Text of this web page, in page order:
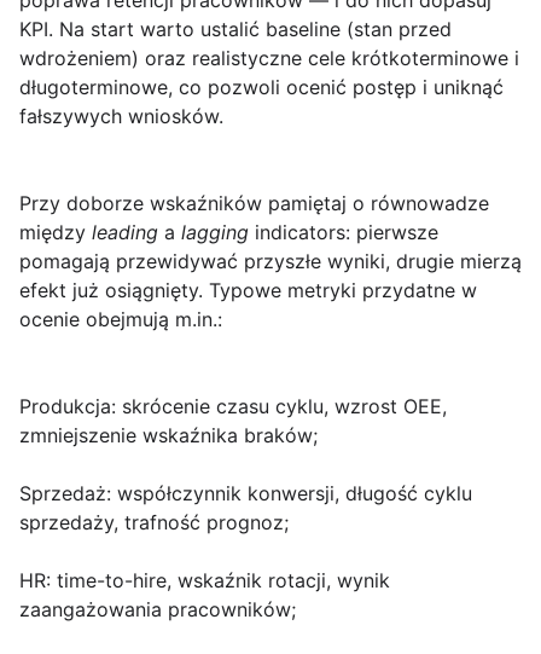
KPI. Na start warto ustalić baseline (stan przed
wdrożeniem) oraz realistyczne cele krótkoterminowe i
długoterminowe, co pozwoli ocenić postęp i uniknąć
fałszywych wniosków.
Przy doborze wskaźników pamiętaj o równowadze
między leading a lagging indicators: pierwsze
pomagają przewidywać przyszłe wyniki, drugie mierzą
efekt już osiągnięty. Typowe metryki przydatne w
ocenie obejmują m.in.:
Produkcja: skrócenie czasu cyklu, wzrost OEE,
zmniejszenie wskaźnika braków;
Sprzedaż: współczynnik konwersji, długość cyklu
sprzedaży, trafność prognoz;
HR: time-to-hire, wskaźnik rotacji, wynik
zaangażowania pracowników;